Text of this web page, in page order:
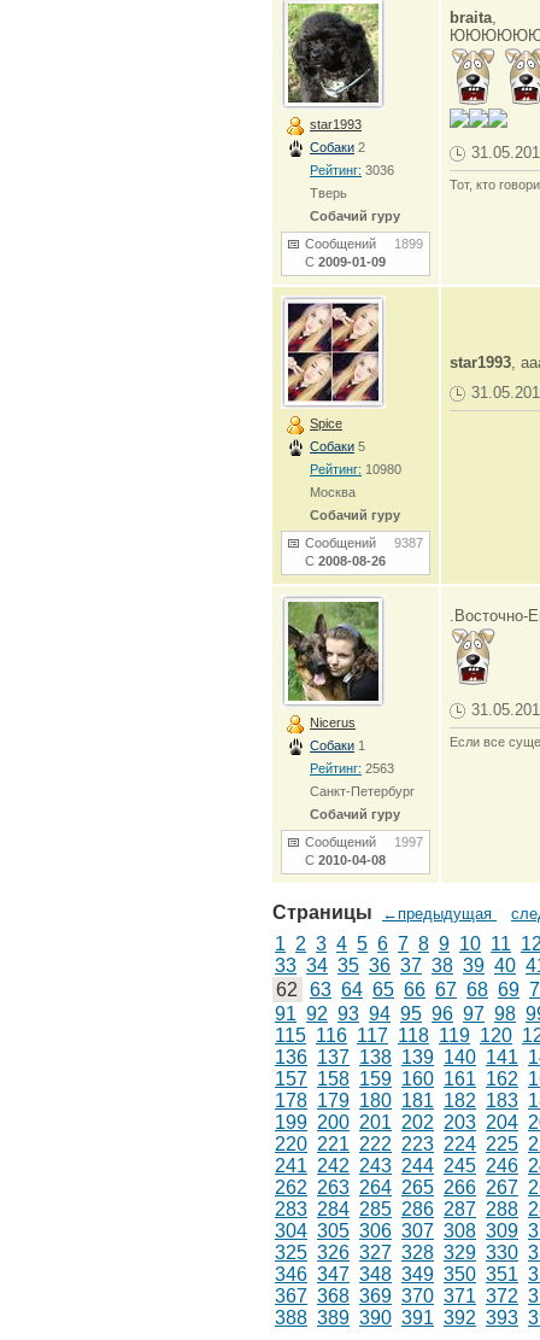
star1993
Собаки 2
Рейтинг: 3036
Тверь
Собачий гуру
Сообщений 1899
С 2009-01-09
braita,
Тот, кто
Spice
Собаки 5
Рейтинг: 10980
Москва
Собачий гуру
Сообщений 9387
С 2008-08-26
star1993,
Nicerus
Собаки 1
Рейтинг: 2563
Санкт-Петербург
Собачий гуру
Сообщений 1997
С 2010-04-08
.Восточно-
Если все
Страницы ←предыдущая
1 2 3 4 5 6 7 8 9 10 11
33 34 35 36 37 38 39 40
62
63 64 65 66 67 68 69
91 92 93 94 95 96 97 98
115 116 117 118 119 120
136 137 138 139 140 141
157 158 159 160 161 162
178 179 180 181 182 183
199 200 201 202 203 204
220 221 222 223 224 225
241 242 243 244 245 246
262 263 264 265 266 267
283 284 285 286 287 288
304 305 306 307 308 309
325 326 327 328 329 330
346 347 348 349 350 351
367 368 369 370 371 372
388 389 390 391 392 393